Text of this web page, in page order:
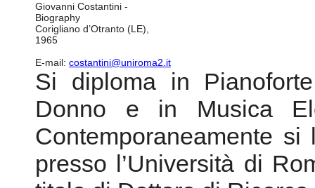
Giovanni Costantini -
Biography
Corigliano d’Otranto (LE),
1965
E-mail: costantini@uniroma2.it
Si diploma in
Donno e in Musica
Contemporaneamente
presso l’Università di